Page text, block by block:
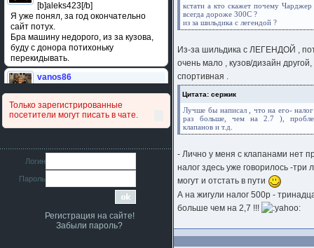
[b]aleks423[/b]
Я уже понял, за год окончательно
сайт потух.
Бра машину недорого, из за кузова,
буду с донора потихоньку
перекидывать.
vanos86
сравнивал подушку акпп бензиновой и
дизельной машины намера
4578063AG и 4578061AG? По фото
iMrCoffeeBLR4
11 июля 2026
[b]era124[/b],
Ага понял буду знать спасибо
era124
7 июля 2026
Только зарегистрированные
посетители могут писать в чате.
Логин
Пароль
Регистрация на сайте!
Забыли пароль?
кстати а кто скажет почему
всегда дороже 300С ?
из за шильдика с легендой ?
Из-за шильдика с ЛЕГЕНДОЙ ,
очень мало , кузов/дизайн
спортивная .
Цитата: сержик
Лучше бы написал , что на его-
раз больше, чем на 2.7 ),
клапанов и т.д.
- Лично у меня с клапанами нет
налог здесь уже говорилось -три
могут и отстать в пути
А на жигули налог 500р -
больше чем на 2,7 !!!